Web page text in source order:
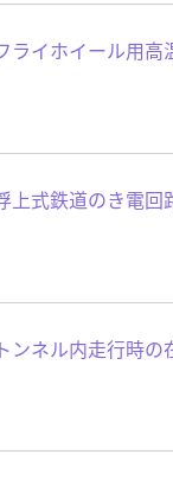
ライホイール用
上式鉄道のき電
トンネル内走行時